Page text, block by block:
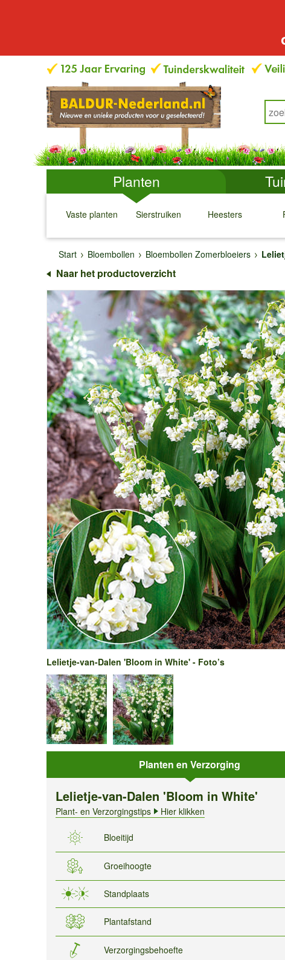
Planten
Vaste planten
↓
Sierstruiken
↓
Heesters
↓ ↓
Start
Bloembollen Bloembollen Zomerbloeiers
Naar het productoverzicht
Lelietje-van-Dalen 'Bloom in White' - Foto’s
Planten en Verzorging
Lelietje-van-Dalen 'Bloom in White'
Plant- en Verzorgingstips Hier klikken
Bloeitijd
Groeihoogte
Standplaats
Plantafstand
Verzorgingsbehoefte